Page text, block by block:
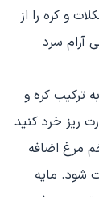
و کره را از
خیلی آرام سرد
ترکیب کره و
ریز خرد کنید
مرغ اضافه
شود. مایه